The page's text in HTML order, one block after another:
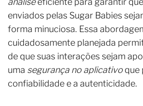
enviados pelas Sugar Babies
forma minuciosa. Essa
cuidadosamente planejada
de que suas interações sejam
uma segurança no aplicativoque
confiabilidade e a autenticidade.